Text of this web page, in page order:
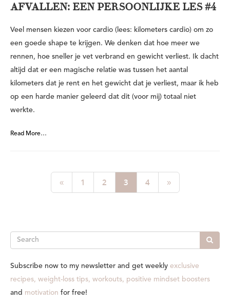
AFVALLEN: EEN PERSOONLIJKE LES #4
Veel mensen kiezen voor cardio (lees: kilometers cardio) om zo
een goede shape te krijgen. We denken dat hoe meer we
rennen, hoe sneller je vet verbrand en gewicht verliest. Ik dacht
altijd dat er een magische relatie was tussen het aantal
kilometers dat je rent en het gewicht dat je verliest, maar ik heb
op een harde manier geleerd dat dit (voor mij) totaal niet
werkte.
Read More…
Search
Subscribe now to my newsletter and get weekly exclusive
recipes, weight-loss tips, workouts, positive mindset boosters
and motivation for free!
« 1 2 3 4 »